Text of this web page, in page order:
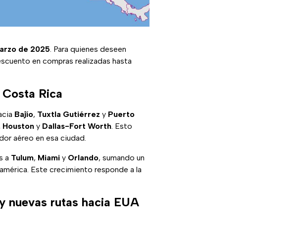
de 2025. Para quienes deseen
en compras realizadas hasta
Rica
Bajío, Tuxtla Gutiérrez y Puerto
Houston y Dallas-Fort Worth. Esto
aéreo en esa ciudad.
a Tulum, Miami y Orlando, sumando un
Este crecimiento responde a la
nuevas rutas hacia EUA